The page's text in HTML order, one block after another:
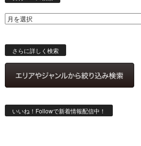
さらに詳しく検索
いいね！Followで新着情報配信中！